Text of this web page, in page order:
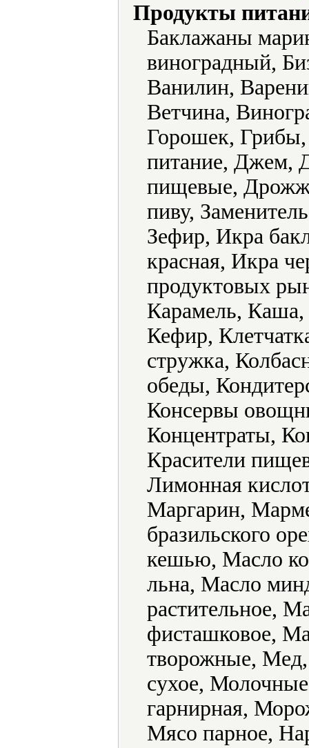
Продукты
Баклажаны
виноградный,
Ванилин,
Ветчина,
Горошек, Грибы,
питание, Джем,
пищевые,
пиву,
Зефир, Икра
красная, Икра
продуктовых
Карамель, Каша,
Кефир,
стружка,
обеды,
Консервы
Концентраты,
Красители
Лимонная
Маргарин,
бразильского
кешью, Масло
льна, Масло
растительное,
фисташковое,
творожные,
сухое,
гарнирная,
Мясо парное,